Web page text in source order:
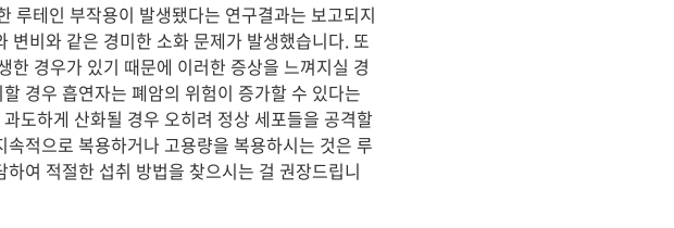
루테인 부작용이 발생됐다는 연구결과는 보고되지
비와 같은 경미한 소화 문제가 발생했습니다. 또
경우가 있기 때문에 이러한 증상을 느껴지실 경
경우 흡연자는 폐암의 위험이 증가할 수 있다는
도하게 산화될 경우 오히려 정상 세포들을 공격할
적으로 복용하거나 고용량을 복용하시는 것은 루
여 적절한 섭취 방법을 찾으시는 걸 권장드립니